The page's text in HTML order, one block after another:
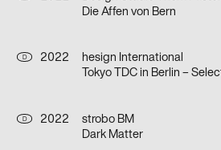
Die Affen von Bern
D
2022
hesign International
D
2022
strobo BM
Dark Matter